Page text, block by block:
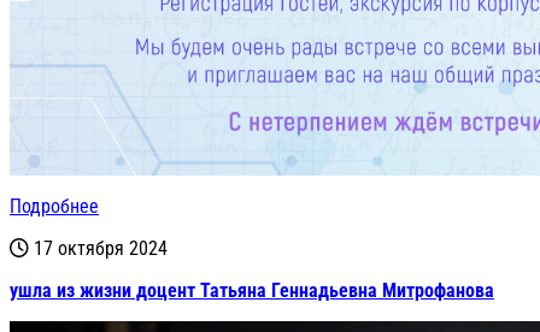
Подробнее
17 октября 2024
ушла из жизни доцент Татьяна Геннадьевна Митрофанова